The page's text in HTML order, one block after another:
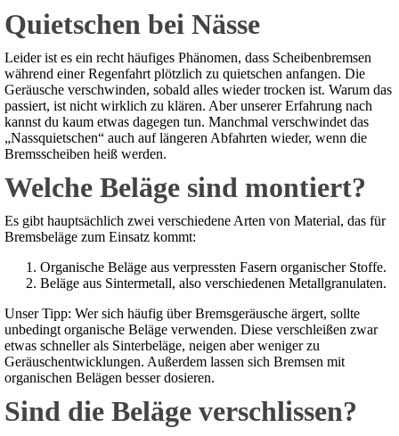
Quietschen bei Nässe
Leider ist es ein recht häufiges Phänomen, dass Scheibenbremsen
während einer Regenfahrt plötzlich zu quietschen anfangen. Die
Geräusche verschwinden, sobald alles wieder trocken ist. Warum das
passiert, ist nicht wirklich zu klären. Aber unserer Erfahrung nach
kannst du kaum etwas dagegen tun. Manchmal verschwindet das
„Nassquietschen“ auch auf längeren Abfahrten wieder, wenn die
Bremsscheiben heiß werden.
Welche Beläge sind montiert?
Es gibt hauptsächlich zwei verschiedene Arten von Material, das für
Bremsbeläge zum Einsatz kommt:
Organische Beläge aus verpressten Fasern organischer Stoffe.
Beläge aus Sintermetall, also verschiedenen Metallgranulaten.
Unser Tipp: Wer sich häufig über Bremsgeräusche ärgert, sollte
unbedingt organische Beläge verwenden. Diese verschleißen zwar
etwas schneller als Sinterbeläge, neigen aber weniger zu
Geräuschentwicklungen. Außerdem lassen sich Bremsen mit
organischen Belägen besser dosieren.
Sind die Beläge verschlissen?